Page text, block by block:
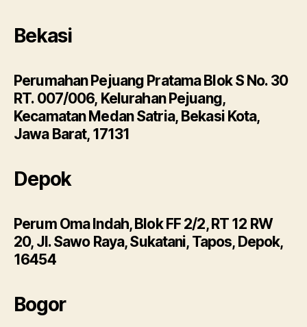
Bekasi
Perumahan Pejuang Pratama Blok S No. 30
RT. 007/006, Kelurahan Pejuang,
Kecamatan Medan Satria, Bekasi Kota,
Jawa Barat, 17131
Depok
Perum Oma Indah, Blok FF 2/2, RT 12 RW
20, Jl. Sawo Raya, Sukatani, Tapos, Depok,
16454
Bogor